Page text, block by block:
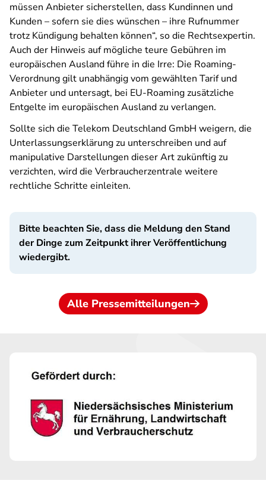
müssen Anbieter sicherstellen, dass Kundinnen und
Kunden – sofern sie dies wünschen – ihre Rufnummer
trotz Kündigung behalten können“, so die Rechtsexpertin.
Auch der Hinweis auf mögliche teure Gebühren im
europäischen Ausland führe in die Irre: Die Roaming-
Verordnung gilt unabhängig vom gewählten Tarif und
Anbieter und untersagt, bei EU-Roaming zusätzliche
Entgelte im europäischen Ausland zu verlangen.
Sollte sich die Telekom Deutschland GmbH weigern, die
Unterlassungserklärung zu unterschreiben und auf
manipulative Darstellungen dieser Art zukünftig zu
verzichten, wird die Verbraucherzentrale weitere
rechtliche Schritte einleiten.
Bitte beachten Sie, dass die Meldung den Stand
der Dinge zum Zeitpunkt ihrer Veröffentlichung
wiedergibt.
Alle Pressemitteilungen